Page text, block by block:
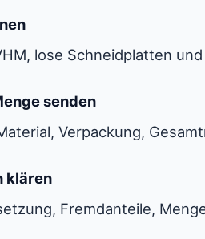
lose Schneidplatten
senden
Verpackung,
klären
Fremdanteile,